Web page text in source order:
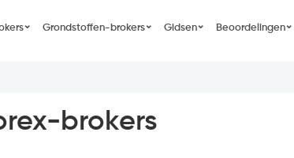
Grondstoffen-brokers Gidsen Beoordelingen
brokers